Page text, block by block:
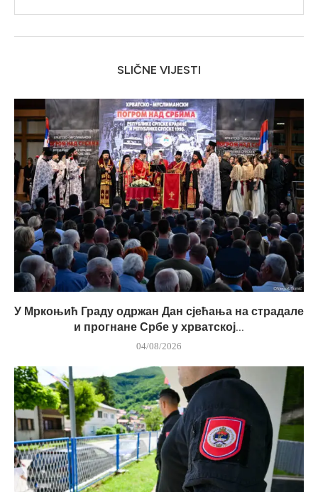
SLIČNE VIJESTI
У Мркоњић Граду одржан Дан сјећања на страдале
и прогнане Србе у хрватској...
04/08/2026